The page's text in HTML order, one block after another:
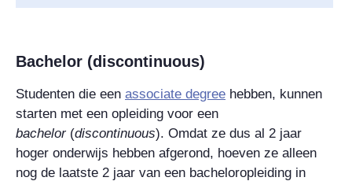
Bachelor (discontinuous)
Studenten die een associate degree hebben, kunnen
starten met een opleiding voor een
bachelor(discontinuous). Omdat ze dus al 2 jaar
hoger onderwijs hebben afgerond, hoeven ze alleen
nog de laatste 2 jaar van een bacheloropleiding in